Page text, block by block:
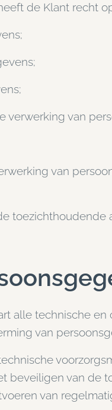
de Klant recht
verwerking van
van
toezichthoudende
alle technische
van
beveiligen van de
van